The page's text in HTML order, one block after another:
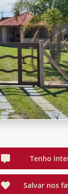
Tenho
Salvar nos